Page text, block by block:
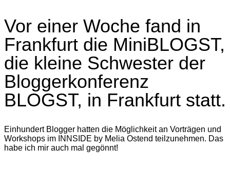
Vor einer Woche fand in
Frankfurt die MiniBLOGST,
die kleine Schwester der
Bloggerkonferenz
BLOGST, in Frankfurt statt.
Einhundert Blogger hatten die Möglichkeit an Vorträgen und
Workshops im INNSIDE by Melia Ostend teilzunehmen. Das
habe ich mir auch mal gegönnt!